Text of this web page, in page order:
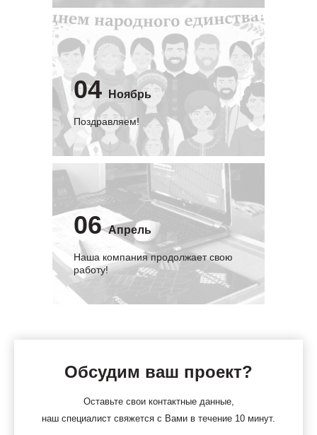
04 Ноябрь
Поздравляем!
06 Апрель
Наша компания продолжает свою
работу!
Обсудим ваш проект?
Оставьте свои контактные данные,
наш специалист свяжется с Вами в течение 10 минут.